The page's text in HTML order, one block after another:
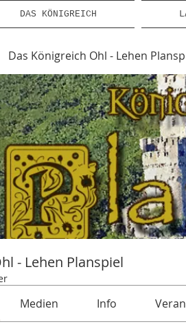
DAS KÖNIGREICH
Das Königreich Ohl - Lehen
- Lehen Planspiel
Medien Info